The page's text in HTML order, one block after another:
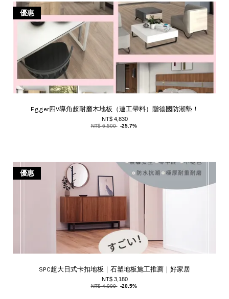
優惠
Egger四V導角超耐磨木地板（連工帶料）贈德國防潮墊！
NT$ 4,830
NT$ 6,500 -25.7%
優惠
SPC超大日式卡扣地板｜石塑地板施工推薦｜好家居
NT$ 3,180
NT$ 4,000 -20.5%